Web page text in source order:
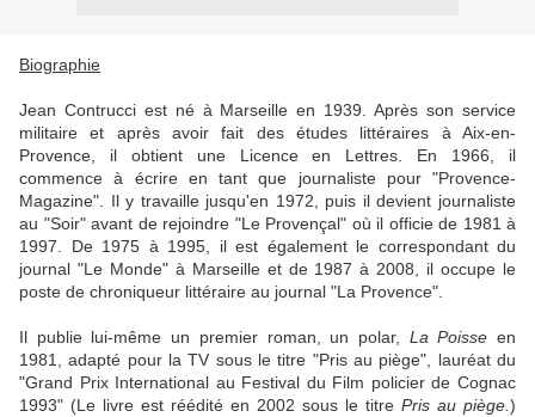
Biographie
Jean Contrucci est né à Marseille en 1939. Après son service
militaire et après avoir fait des études littéraires à Aix-en-
Provence, il obtient une Licence en Lettres. En 1966, il
commence à écrire en tant que journaliste pour "Provence-
Magazine". Il y travaille jusqu'en 1972, puis il devient journaliste
au "Soir" avant de rejoindre "Le Provençal" où il officie de 1981 à
1997. De 1975 à 1995, il est également le correspondant du
journal "Le Monde" à Marseille et de 1987 à 2008, il occupe le
poste de chroniqueur littéraire au journal "La Provence".
Il publie lui-même un premier roman, un polar, La Poisse en
1981, adapté pour la TV sous le titre "Pris au piège", lauréat du
"Grand Prix International au Festival du Film policier de Cognac
1993" (Le livre est réédité en 2002 sous le titre Pris au piège. )